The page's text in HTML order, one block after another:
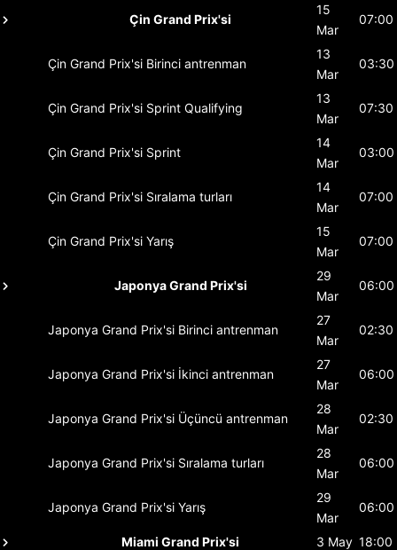
Çin Grand Prix'si
15
Mar
07:00
Çin Grand Prix'si Birinci antrenman
13
Mar
03:30
Çin Grand Prix'si Sprint Qualifying
13
Mar
07:30
Çin Grand Prix'si Sprint
14
Mar
03:00
Çin Grand Prix'si Sıralama turları
14
Mar
07:00
Çin Grand Prix'si Yarış
15
Mar
07:00
Japonya Grand Prix'si
29
Mar
06:00
Japonya Grand Prix'si Birinci antrenman
27
Mar
02:30
Japonya Grand Prix'si İkinci antrenman
27
Mar
06:00
Japonya Grand Prix'si Üçüncü antrenman
28
Mar
02:30
Japonya Grand Prix'si Sıralama turları
28
Mar
06:00
Japonya Grand Prix'si Yarış
29
Mar
06:00
Miami Grand Prix'si 3 May 18:00